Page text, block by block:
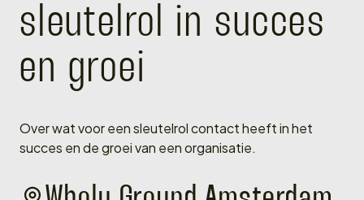
sleutelrol in succes
en groei
Over wat voor een sleutelrol contact heeft in het
succes en de groei van een organisatie.